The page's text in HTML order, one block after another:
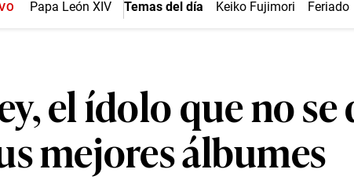
Papa León XIV Temas del día Keiko Fujimori Feriado
el ídolo que no se
mejores álbumes